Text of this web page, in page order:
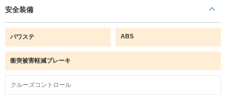
安全装備
パワステ ABS
衝突被害軽減ブレーキ
クルーズコントロール